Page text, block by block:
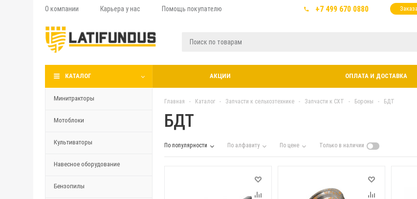
О компании Карьера у нас Помощь покупателю +7 499 670 0880
КАТАЛОГ АКЦИИ ОПЛАТА И ДОСТАВКА
Минитракторы
Мотоблоки
Культиваторы
Навесное оборудование
Бензопилы
Главная - Каталог - Запчасти к сельхозтехнике - Запчасти к СХТ - Бороны - БДТ
БДТ
По популярности По алфавиту По цене Только в наличии